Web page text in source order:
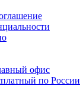
офис
по России